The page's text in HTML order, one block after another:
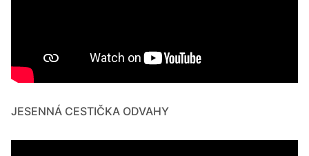
JESENNÁ CESTIČKA ODVAHY